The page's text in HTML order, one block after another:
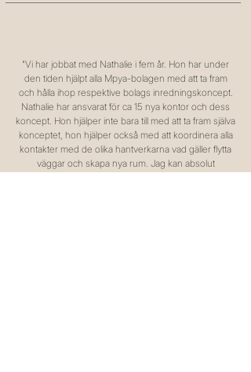
"Vi har jobbat med Nathalie i fem år. Hon har under
den tiden hjälpt alla Mpya-bolagen med att ta fram
och hålla ihop respektive bolags inredningskoncept.
Nathalie har ansvarat för ca 15 nya kontor och dess
koncept. Hon hjälper inte bara till med att ta fram själva
konceptet, hon hjälper också med att koordinera alla
kontakter med de olika hantverkarna vad gäller flytta
väggar och skapa nya rum. Jag kan absolut